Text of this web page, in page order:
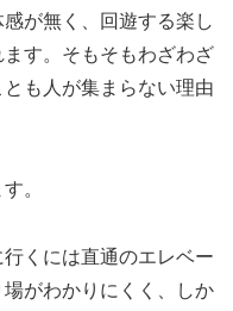
が無く、回遊する楽し
す。そもそもわざわざ
も人が集まらない理由
。
くには直通のエレベー
がわかりにくく、しか